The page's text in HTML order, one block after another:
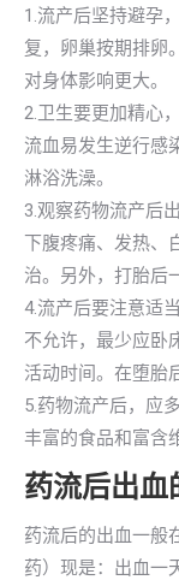
1.流产后坚持避孕
复，卵巢按期排卵
对身体影响更大。
2.卫生要更加精心
流血易发生逆行感
淋浴洗澡。
3.观察药物流产后
下腹疼痛、发热、
治。另外，打胎后
4.流产后要注意适
不允许，最少应卧
活动时间。在堕胎
5.药物流产后，应
丰富的食品和富含
药流后出血
药流后的出血一般
药）现是：出血一